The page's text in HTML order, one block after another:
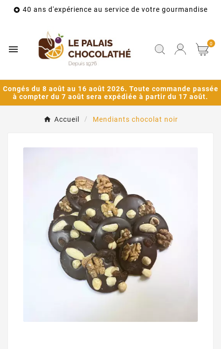
 40 ans d'expérience au service de votre gourmandise
 0
Congés du 8 août au 16 août 2026. Toute commande passée
à compter du 7 août sera expédiée à partir du 17 août.
Accueil Mendiants chocolat noir